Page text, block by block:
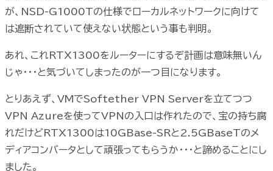
が、NSD-G1000Tの仕様でローカルネットワークに向けて
は遮断されていて使えない状態という事も判明。
あれ、これRTX1300をルーターにするぞ計画は意味無いん
じゃ・・・と気づいてしまったのが一つ目になります。
とりあえず、VMでSoftether VPN Serverを立てつつ
VPN Azureを使ってVPNの入口は作れたので、宝の持ち腐
れだけどRTX1300は10GBase-SRと2.5GBaseTのメ
ディアコンバータとして頑張ってもらうか・・・と諦めることにし
ました。